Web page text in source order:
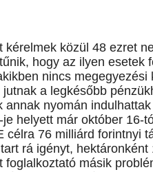
kérelmek közül 48 ezret
hogy az ilyen esetek
nincs
a legkésőbb
annak nyomán
helyett már október 16-
célra 76 milliárd forintnyi
rá igényt,
foglalkoztató másik